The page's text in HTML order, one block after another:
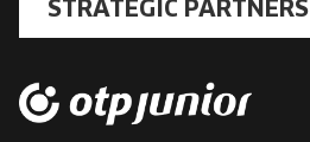
STRATEGIC PARTNERS